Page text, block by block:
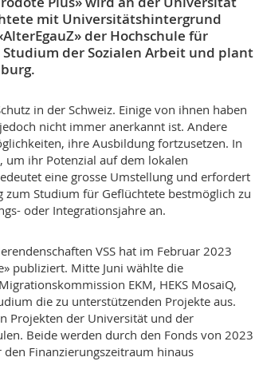
mit Universitätshintergrund
der Hochschule für
der Sozialen Arbeit und plant
in der Schweiz. Einige von ihnen haben
nicht immer anerkannt ist. Andere
ihre Ausbildung fortzusetzen. In
um ihr Potenzial auf dem lokalen
eine grosse Umstellung und erfordert
zum Studium für Geflüchtete bestmöglich zu
oder Integrationsjahre an.
VSS hat im Februar 2023
publiziert. Mitte Juni wählte die
EKM, HEKS MosaiQ,
die zu unterstützenden Projekte aus.
Projekten der Universität und der
Beide werden durch den Fonds von 2023
Finanzierungszeitraum hinaus